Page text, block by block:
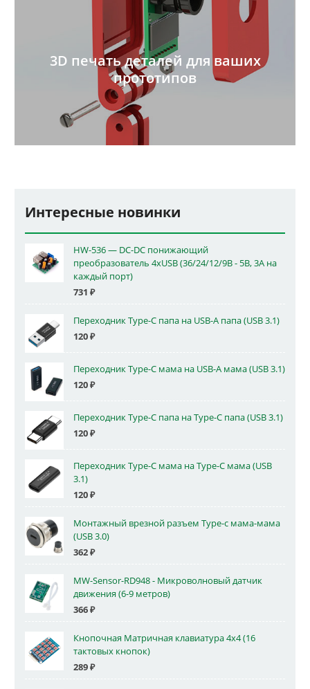
3D печать деталей для ваших
прототипов
Интересные новинки
HW-536 — DC-DC понижающий
преобразователь 4xUSB (36/24/12/9В - 5В, 3А на
каждый порт)
731 ₽
Переходник Type-C папа на USB-A папа (USB 3.1)
120₽
Переходник Type-C мама на USB-A мама (USB 3.1)
120₽
Переходник Type-C папа на Type-C папа (USB 3.1)
120₽
Переходник Type-C мама на Type-C мама (USB
3.1)
120₽
Монтажный врезной разъем Type-c мама-мама
(USB 3.0)
362₽
MW-Sensor-RD948 - Микроволновый датчик
движения (6-9 метров)
366₽
Кнопочная Матричная клавиатура 4x4 (16
тактовых кнопок)
289₽